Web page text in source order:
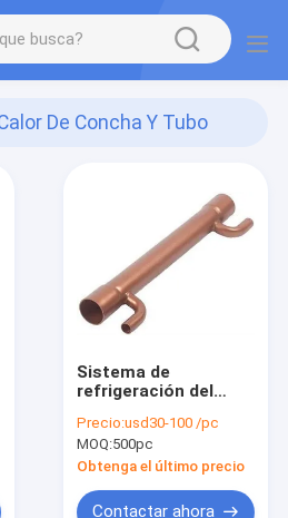
De Concha Y Tubo
Sistema de
refrigeración del
calor de calefacción
economizador
Precio:usd30-100 /pc
MOQ:500pc
Obtenga el último precio
Contactar ahora